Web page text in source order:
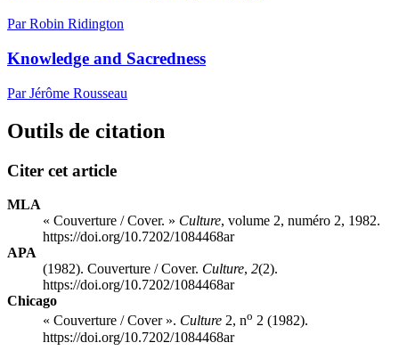
Par Robin Ridington
Knowledge and Sacredness
Par Jérôme Rousseau
Outils de citation
Citer cet article
MLA
« Couverture / Cover. » Culture, volume 2, numéro 2, 1982.
https://doi.org/10.7202/1084468ar
APA
(1982). Couverture / Cover. Culture, 2(2).
https://doi.org/10.7202/1084468ar
Chicago
« Couverture / Cover ». Culture 2, no 2 (1982).
https://doi.org/10.7202/1084468ar